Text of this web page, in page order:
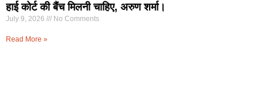
हाई कोर्ट की बैंच मिलनी चाहिए, अरुण शर्मा।
July 9, 2026 No Comments
Read More »